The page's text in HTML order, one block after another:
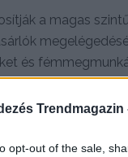
Trendmagazin
opt-out of the sale,
a magas
és
kézművesek.
korszerű